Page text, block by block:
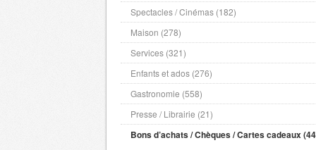
Spectacles / Cinémas (182)
Maison (278)
Services (321)
Enfants et ados (276)
Gastronomie (558)
Presse / Librairie (21)
Bons d’achats / Chèques / Cartes cadeaux